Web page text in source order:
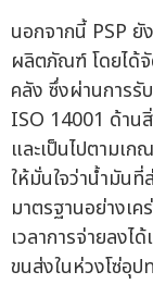
นอกจากนี้ PSP
ผลิตภัณฑ์ โดยได้
คลัง ซึ่งผ่านการ
ISO 14001 ด้าน
และเป็นไปตามเ
ให้มั่นใจว่าน้ำมัน
มาตรฐานอย่างเค
เวลาการจ่ายลงไ
ขนส่งในห่วงโซ่อุป